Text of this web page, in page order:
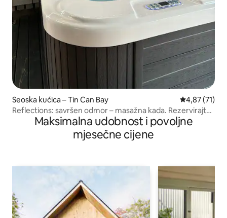
Seoska kućica – Tin Can Bay Prosječna
4,87 (71)
Reflections: savršen odmor – masažna kada. Rezervirajte
odmahMaksimalna udobnost i povoljne
mjesečne cijene